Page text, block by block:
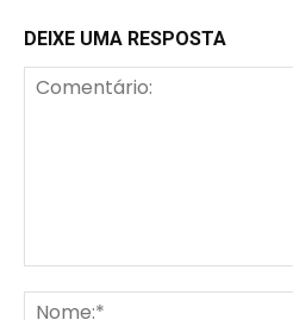
DEIXE UMA RESPOSTA